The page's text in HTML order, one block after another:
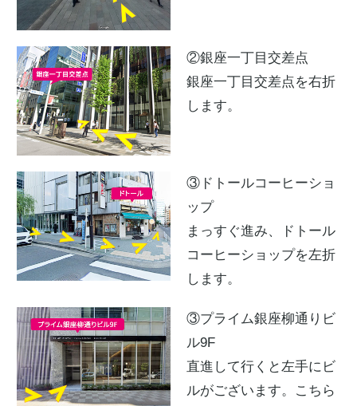
②銀座一丁目交差点
銀座一丁目交差点を右折
します。
③ドトールコーヒーショ
ップ
まっすぐ進み、ドトール
コーヒーショップを左折
します。
③プライム銀座柳通りビ
ル9F
直進して行くと左手にビ
ルがございます。
こちら